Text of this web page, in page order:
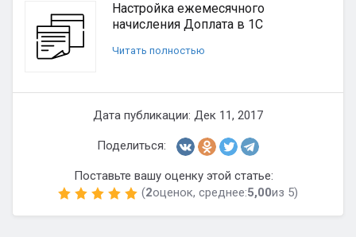
Настройка ежемесячного
начисления Доплата в 1С
Читать полностью
Дата публикации: Дек 11, 2017
Поделиться:
Поставьте вашу оценку этой статье:
(2оценок, среднее:5,00из 5)